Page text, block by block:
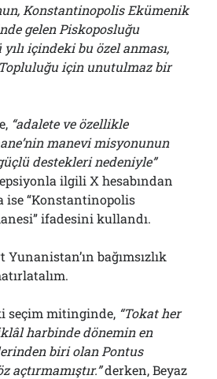
Konstantinopolis Ekümenik
gelen Piskoposluğu
içindeki bu özel anması,
için unutulmaz bir
“adalete ve özellikle
manevi misyonunun
destekleri nedeniyle”
ilgili X hesabından
ise “Konstantinopolis
ifadesini kullandı.
Yunanistan’ın bağımsızlık
seçim mitinginde, “Tokat her
harbinde dönemin en
biri olan Pontus
açtırmamıştır.”derken, Beyaz